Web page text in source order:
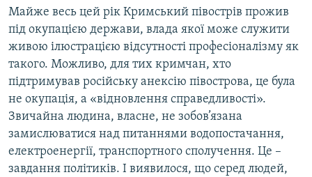
ДОЛУЧАЙСЯ!
Усі сайти RFE/RL
Майже весь цей рік Кримський півострів прожив
під окупацією держави, влада якої може служити
живою ілюстрацією відсутності професіоналізму як
такого. Можливо, для тих кримчан, хто
підтримував російську анексію півострова, це була
не окупація, а «відновлення справедливості».
Звичайна людина, власне, не зобов’язана
замислюватися над питаннями водопостачання,
електроенергії, транспортного сполучення. Це –
завдання політиків. І виявилося, що серед людей,